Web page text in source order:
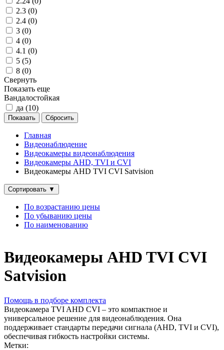
2.3 (0)
2.4 (0)
3 (0)
4 (0)
4.1 (0)
5 (5)
8 (0)
Свернуть
Показать еще
Вандалостойкая
да (10)
Главная
Видеонаблюдение
Видеокамеры видеонаблюдения
Видеокамеры AHD, TVI и CVI
Видеокамеры AHD TVI CVI Satvision
Сортировать ▼
По возрастанию цены
По убыванию цены
По наименованию
Видеокамеры AHD TVI CVI
Satvision
Помощь в подборе комплекта
Видеокамера TVI AHD CVI – это компактное и
универсальное решение для видеонаблюдения. Она
поддерживает стандарты передачи сигнала (AHD, TVI и CVI),
обеспечивая гибкость настройки системы.
Метки: